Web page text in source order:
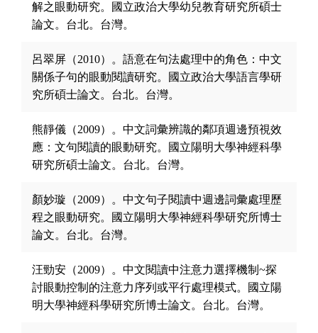
解之眼動研究。國立政治大學幼兒教育研究所碩士
論文。台北。台灣。
呂翠屏（2010）。語意在句法處理中的角色：中文
關係子句的眼動閱讀研究。國立政治大學語言學研
究所碩士論文。台北。台灣。
熊靜儀（2009）。中文詞彙辨識的鄰項週邊預視效
應：文句閱讀的眼動研究。國立陽明大學神經科學
研究所碩士論文。台北。台灣。
顏妙璇（2009）。中文句子閱讀中週邊詞彙處理歷
程之眼動研究。國立陽明大學神經科學研究所博士
論文。台北。台灣。
汪勁安（2009）。中文閱讀中注意力選擇機制~探
討眼動控制的注意力序列或平行處理模式。國立陽
明大學神經科學研究所博士論文。台北。台灣。